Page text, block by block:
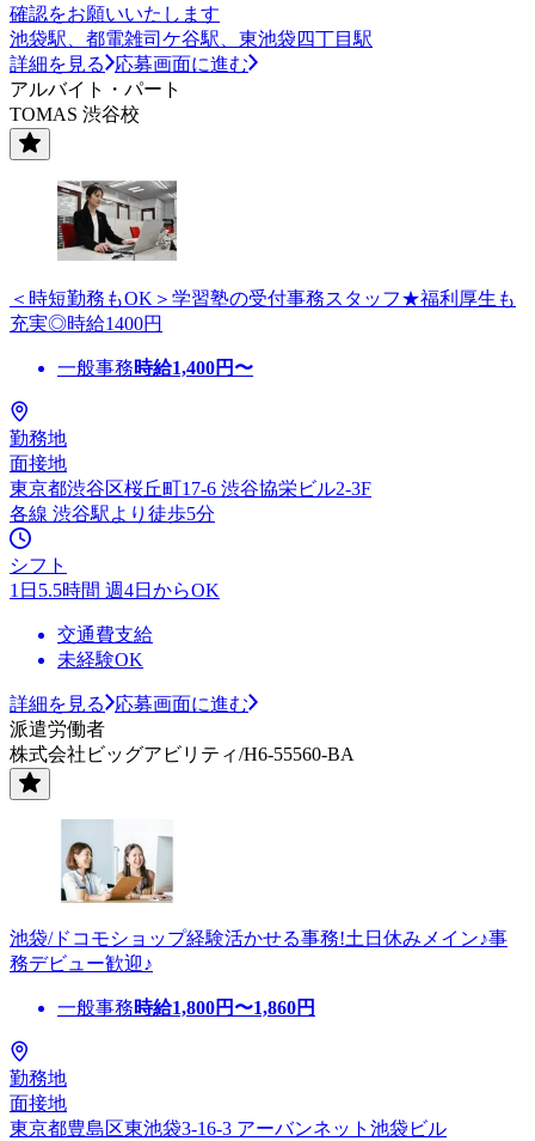
確認をお願いいたします
池袋駅、都電雑司ケ谷駅、東池袋四丁目駅
詳細を見る
応募画面に進む
アルバイト・パート
TOMAS 渋谷校
＜時短勤務もOK＞学習塾の受付事務スタッフ★福利厚生も
充実◎時給1400円
一般事務時給1,400円〜
勤務地
面接地
東京都渋谷区桜丘町17-6 渋谷協栄ビル2-3F
各線 渋谷駅より徒歩5分
シフト
1日5.5時間 週4日からOK
交通費支給
未経験OK
詳細を見る
応募画面に進む
派遣労働者
株式会社ビッグアビリティ/H6-55560-BA
池袋/ドコモショップ経験活かせる事務!土日休みメイン♪事
務デビュー歓迎♪
一般事務時給1,800円〜1,860円
勤務地
面接地
東京都豊島区東池袋3-16-3 アーバンネット池袋ビル